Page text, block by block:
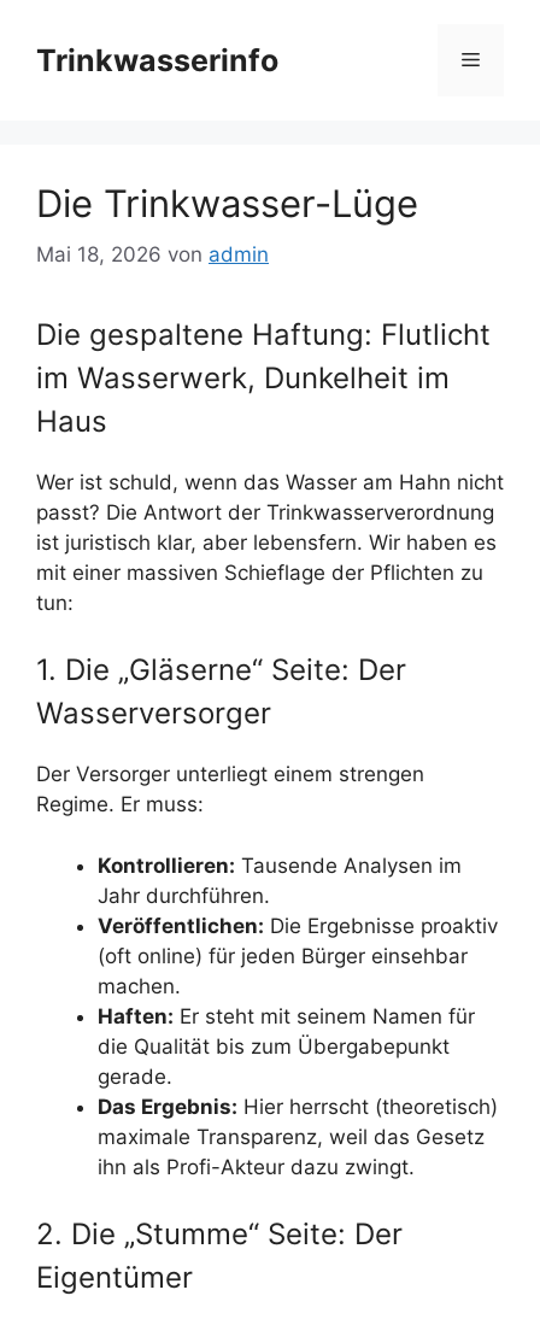
Inhalt
springen
Trinkwasserinfo Menü
Die Trinkwasser-Lüge
Mai 18, 2026 von admin
Die gespaltene Haftung: Flutlicht
im Wasserwerk, Dunkelheit im
Haus
Wer ist schuld, wenn das Wasser am Hahn nicht
passt? Die Antwort der Trinkwasserverordnung
ist juristisch klar, aber lebensfern. Wir haben es
mit einer massiven Schieflage der Pflichten zu
tun:
1. Die „Gläserne“ Seite: Der
Wasserversorger
Der Versorger unterliegt einem strengen
Regime. Er muss:
Kontrollieren: Tausende Analysen im
Jahr durchführen.
Veröffentlichen: Die Ergebnisse proaktiv
(oft online) für jeden Bürger einsehbar
machen.
Haften: Er steht mit seinem Namen für
die Qualität bis zum Übergabepunkt
gerade.
Das Ergebnis: Hier herrscht (theoretisch)
maximale Transparenz, weil das Gesetz
ihn als Profi-Akteur dazu zwingt.
2. Die „Stumme“ Seite: Der
Eigentümer